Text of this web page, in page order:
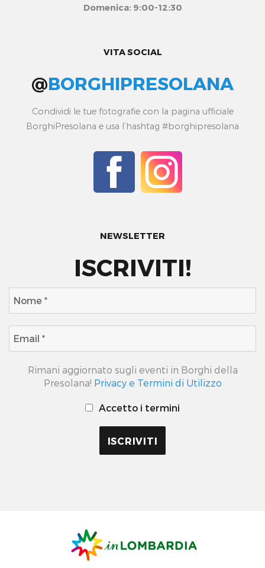
Domenica: 9:00-12:30
VITA SOCIAL
@BORGHIPRESOLANA
Condividi le tue fotografie con la pagina ufficiale
BorghiPresolana e usa l’hashtag #borghipresolana
NEWSLETTER
ISCRIVITI!
Rimani aggiornato sugli eventi in Borghi della
Presolana! Privacy e Termini di Utilizzo
Accetto i termini